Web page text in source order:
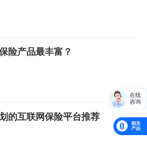
险产品最丰富？
的互联网保险平台推荐
0 相关
产品
在线
咨询